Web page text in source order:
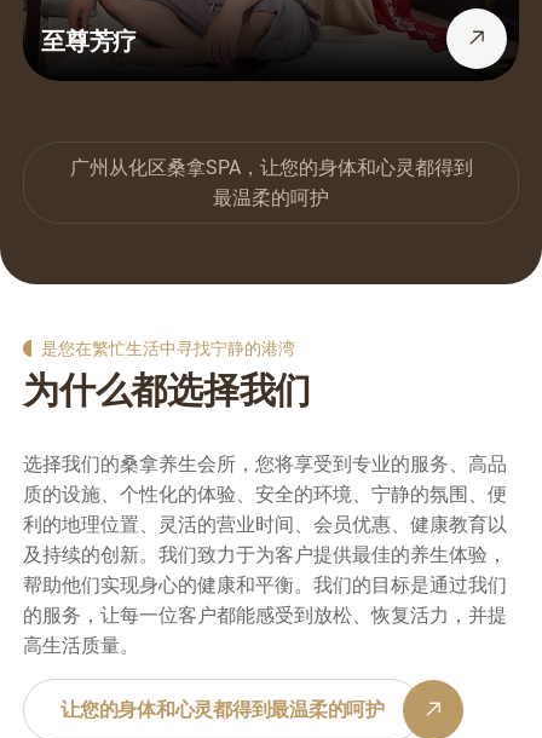
至尊芳疗
广州从化区桑拿SPA，让您的身体和心灵都得到
最温柔的呵护
是您在繁忙生活中寻找宁静的港湾
为什么都选择我们
选择我们的桑拿养生会所，您将享受到专业的服务、高品
质的设施、个性化的体验、安全的环境、宁静的氛围、便
利的地理位置、灵活的营业时间、会员优惠、健康教育以
及持续的创新。我们致力于为客户提供最佳的养生体验，
帮助他们实现身心的健康和平衡。我们的目标是通过我们
的服务，让每一位客户都能感受到放松、恢复活力，并提
高生活质量。
让您的身体和心灵都得到最温柔的呵护